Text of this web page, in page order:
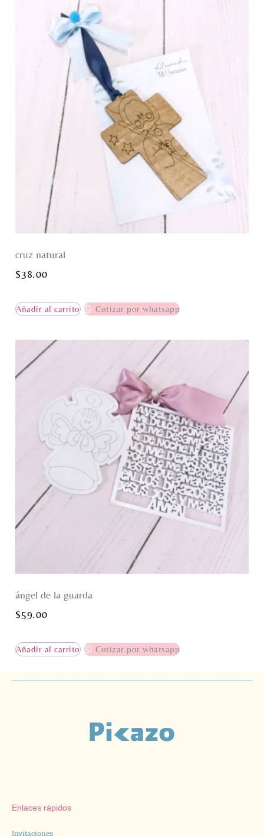
cruz natural
$38.00
Añadir al carrito Cotizar por whatsapp
ángel de la guarda
$59.00
Añadir al carrito Cotizar por whatsapp
Enlaces rápidos
Invitaciones